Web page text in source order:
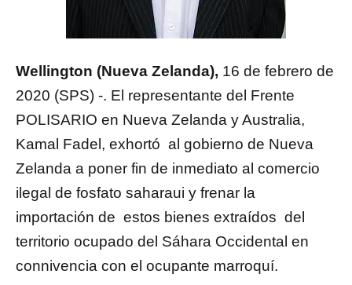
Wellington (Nueva Zelanda), 16 de febrero de
2020 (SPS) -. El representante del Frente
POLISARIO en Nueva Zelanda y Australia,
Kamal Fadel, exhortó al gobierno de Nueva
Zelanda a poner fin de inmediato al comercio
ilegal de fosfato saharaui y frenar la
importación de estos bienes extraídos del
territorio ocupado del Sáhara Occidental en
connivencia con el ocupante marroquí.